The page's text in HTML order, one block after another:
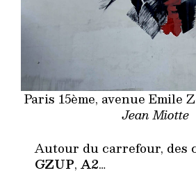
Paris 15ème, avenue Emile
Jean Miotte
Autour du carrefour, des
GZUP, A2…